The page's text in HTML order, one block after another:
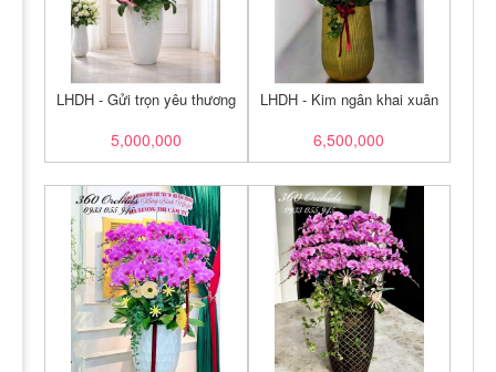
LHDH - Gửi trọn yêu thương
5,000,000
LHDH - Kim ngân khai xuân
6,500,000